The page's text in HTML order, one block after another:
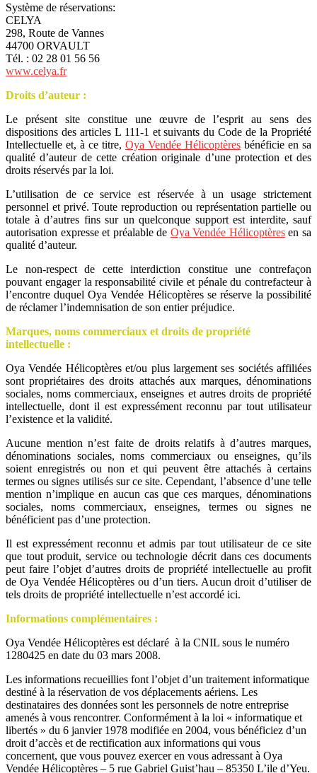
Système de réservations:
CELYA
298, Route de Vannes
44700 ORVAULT
Tél. : 02 28 01 56 56
www.celya.fr
Droits d’auteur :
Le présent site constitue une œuvre de l’esprit au sens des
dispositions des articles L 111-1 et suivants du Code de la Propriété
Intellectuelle et, à ce titre, Oya Vendée Hélicoptères bénéficie en sa
qualité d’auteur de cette création originale d’une protection et des
droits réservés par la loi.
L’utilisation de ce service est réservée à un usage strictement
personnel et privé. Toute reproduction ou représentation partielle ou
totale à d’autres fins sur un quelconque support est interdite, sauf
autorisation expresse et préalable de Oya Vendée Hélicoptèresen sa
qualité d’auteur.
Le non-respect de cette interdiction constitue une contrefaçon
pouvant engager la responsabilité civile et pénale du contrefacteur à
l’encontre duquel Oya Vendée Hélicoptères se réserve la possibilité
de réclamer l’indemnisation de son entier préjudice.
Marques, noms commerciaux et droits de propriété
intellectuelle :
Oya Vendée Hélicoptères et/ou plus largement ses sociétés affiliées
sont propriétaires des droits attachés aux marques, dénominations
sociales, noms commerciaux, enseignes et autres droits de propriété
intellectuelle, dont il est expressément reconnu par tout utilisateur
l’existence et la validité.
Aucune mention n’est faite de droits relatifs à d’autres marques,
dénominations sociales, noms commerciaux ou enseignes, qu’ils
soient enregistrés ou non et qui peuvent être attachés à certains
termes ou signes utilisés sur ce site. Cependant, l’absence d’une telle
mention n’implique en aucun cas que ces marques, dénominations
sociales, noms commerciaux, enseignes, termes ou signes ne
bénéficient pas d’une protection.
Il est expressément reconnu et admis par tout utilisateur de ce site
que tout produit, service ou technologie décrit dans ces documents
peut faire l’objet d’autres droits de propriété intellectuelle au profit
de Oya Vendée Hélicoptères ou d’un tiers. Aucun droit d’utiliser de
tels droits de propriété intellectuelle n’est accordé ici.
Informations complémentaires :
Oya Vendée Hélicoptères est déclaré à la CNIL sous le numéro
1280425 en date du 03 mars 2008.
Les informations recueillies font l’objet d’un traitement informatique
destiné à la réservation de vos déplacements aériens. Les
destinataires des données sont les personnels de notre entreprise
amenés à vous rencontrer. Conformément à la loi « informatique et
libertés » du 6 janvier 1978 modifiée en 2004, vous bénéficiez d’un
droit d’accès et de rectification aux informations qui vous
concernent, que vous pouvez exercer en vous adressant à Oya
Vendée Hélicoptères – 5 rue Gabriel Guist’hau – 85350 L’ile d’Yeu.